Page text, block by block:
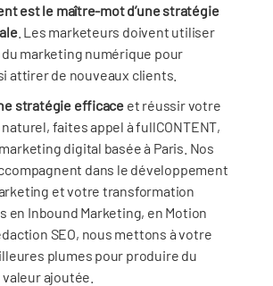
est le maître-mot d’une stratégie
. Les marketeurs doivent utiliser
marketing numérique pour
attirer de nouveaux clients.
stratégie efficace et réussir votre
faites appel à fullCONTENT,
digital basée à Paris. Nos
dans le développement
et votre transformation
en Inbound Marketing, en Motion
SEO, nous mettons à votre
plumes pour produire du
ajoutée.